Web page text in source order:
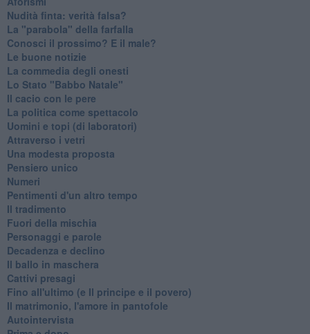
Nudità finta: verità falsa?
La "parabola" della farfalla
Conosci il prossimo? E il male?
Le buone notizie
La commedia degli onesti
Lo Stato "Babbo Natale"
Il cacio con le pere
La politica come spettacolo
Uomini e topi (di laboratori)
Attraverso i vetri
Una modesta proposta
Pensiero unico
Numeri
Pentimenti d'un altro tempo
Il tradimento
Fuori della mischia
Personaggi e parole
Decadenza e declino
Il ballo in maschera
Cattivi presagi
Fino all'ultimo (e Il principe e il povero)
Il matrimonio, l'amore in pantofole
Autointervista